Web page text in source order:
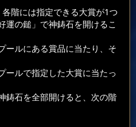
階には指定できる大賞が1つ
運の鎚」で神鋳石を開けるこ
ールにある賞品に当たり、そ
ールで指定した大賞に当たっ
鋳石を全部開けると、次の階